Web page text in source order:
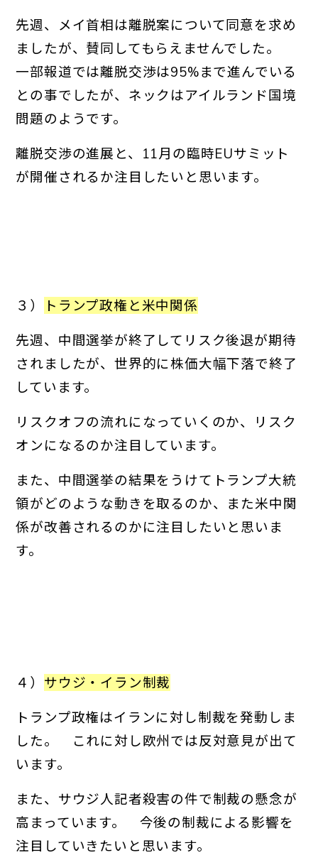
先週、メイ首相は離脱案について同意を求め
ましたが、賛同してもらえませんでした。
一部報道では離脱交渉は95%まで進んでいる
との事でしたが、ネックはアイルランド国境
問題のようです。
離脱交渉の進展と、11月の臨時EUサミット
が開催されるか注目したいと思います。
３） トランプ政権と米中関係
先週、中間選挙が終了してリスク後退が期待
されましたが、世界的に株価大幅下落で終了
しています。
リスクオフの流れになっていくのか、リスク
オンになるのか注目しています。
また、中間選挙の結果をうけてトランプ大統
領がどのような動きを取るのか、また米中関
係が改善されるのかに注目したいと思いま
す。
４） サウジ・イラン制裁
トランプ政権はイランに対し制裁を発動しま
した。 これに対し欧州では反対意見が出て
います。
また、サウジ人記者殺害の件で制裁の懸念が
高まっています。 今後の制裁による影響を
注目していきたいと思います。